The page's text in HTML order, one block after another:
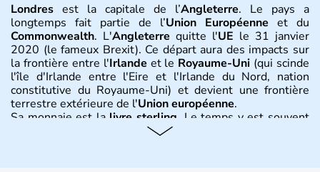
Londres est la capitale de l’Angleterre. Le pays a
longtemps fait partie de l’Union Européenne et du
Commonwealth. L'Angleterre quitte l'UE le 31 janvier
2020 (le fameux Brexit). Ce départ aura des impacts sur
la frontière entre l'Irlande et le Royaume-Uni (qui scinde
l'île d'Irlande entre l'Eire et l'Irlande du Nord, nation
constitutive du Royaume-Uni) et devient une frontière
terrestre extérieure de l'Union européenne.
Sa monnaie est lalivre sterling . Le temps y est souvent
instable avec de nombreuses précipitations : il s’agit d’un